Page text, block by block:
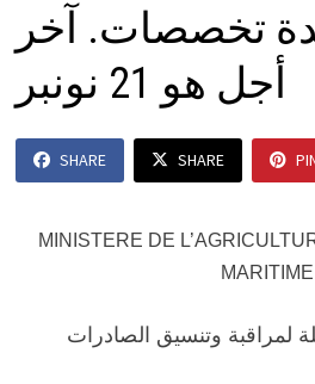
تخصصات. آخر
أجل هو 21 نونبر
SHARE SHARE
MINISTERE DE
MARITIME
لمراقبة وتنسيق الصادرات